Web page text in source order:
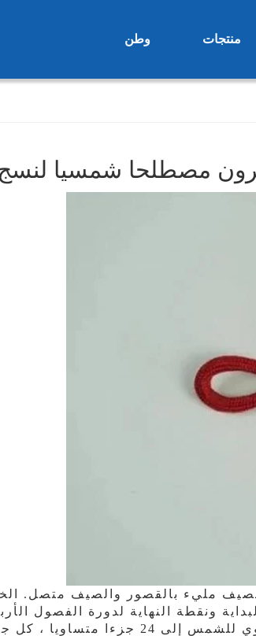
وطن منتجات
مصطلحا شمسيا لنسج
مليء بالقصور والصيف متصل.
ونقطة النهاية لدورة الفصول
وفقا لقانون عمل السماء والأرض.